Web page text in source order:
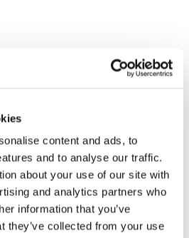
content and ads, to
and to analyse our traffic.
about your use of our site with
and analytics partners who
information that you’ve
they’ve collected from your use
del 5% le operazioni
del turismo